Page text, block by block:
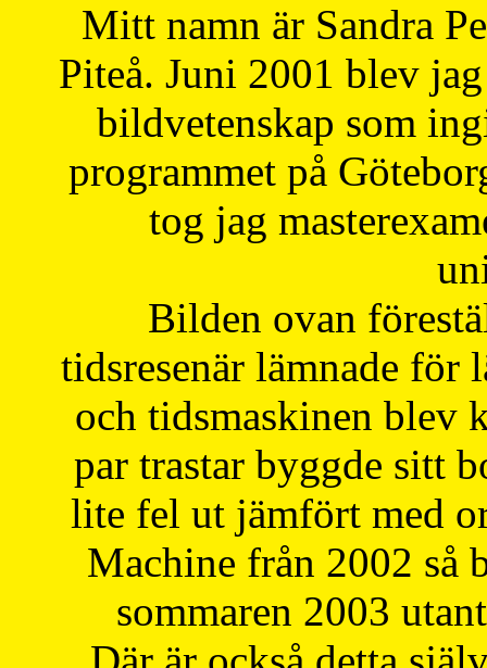
Mitt namn är Sandra
Piteå. Juni 2001 blev
bildvetenskap som
programmet på
tog jag
Bilden ovan
tidsresenär lämnade för
och tidsmaskinen blev
par trastar byggde sitt
lite fel ut jämfört med
Machine från 2002 så
sommaren 2003